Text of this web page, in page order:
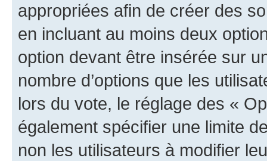
appropriées afin de créer des
en incluant au moins deux
option devant être insérée sur
nombre d’options que les
lors du vote, le réglage des «
également spécifier une limite
non les utilisateurs à modifier